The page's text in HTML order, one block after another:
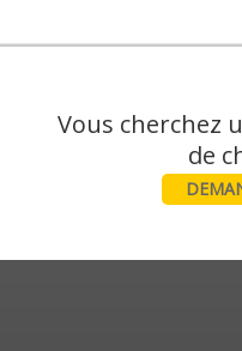
Vous cherchez